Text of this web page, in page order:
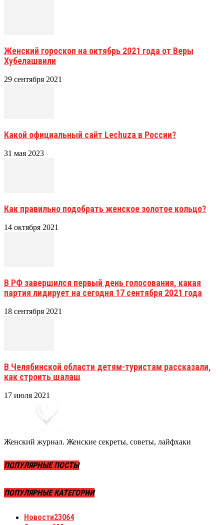
Женский гороскоп на октябрь 2021 года от Веры
Хубелашвили
29 сентября 2021
Какой официальный сайт Lechuza в России?
31 мая 2023
Как правильно подобрать женское золотое кольцо?
14 октября 2021
В РФ завершился первый день голосования, какая
партия лидирует на сегодня 17 сентября 2021 года
18 сентября 2021
В Челябинской области детям-туристам рассказали,
как строить шалаш
17 июля 2021
Женский журнал. Женские секреты, советы, лайфхаки
ПОПУЛЯРНЫЕ ПОСТЫ
ПОПУЛЯРНЫЕ КАТЕГОРИИ
Новости23064